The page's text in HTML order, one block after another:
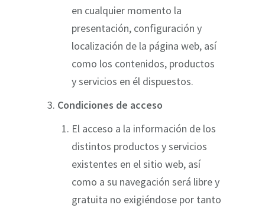
en cualquier momento la
presentación, configuración y
localización de la página web, así
como los contenidos, productos
y servicios en él dispuestos.
Condiciones de acceso
El acceso a la información de los
distintos productos y servicios
existentes en el sitio web, así
como a su navegación será libre y
gratuita no exigiéndose por tanto